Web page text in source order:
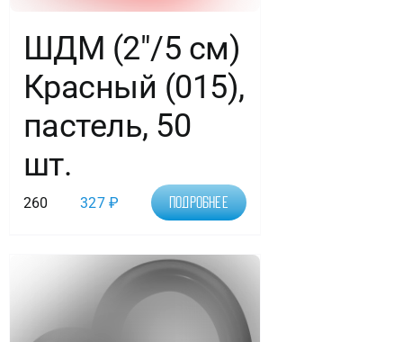
ШДМ (2″/5 см)
Красный (015),
пастель, 50
шт.
260 327₽ Подробнее